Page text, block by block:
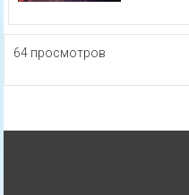
64 просмотров